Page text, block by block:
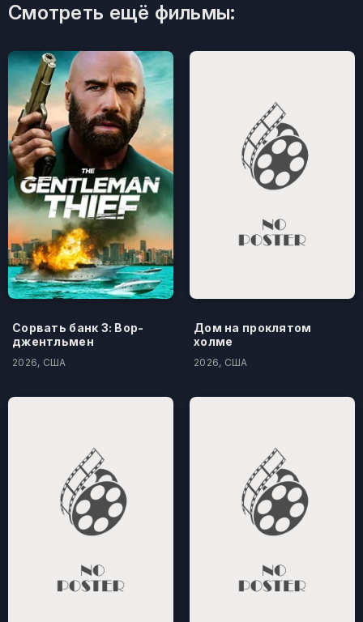
Смотреть ещё фильмы:
Сорвать банк 3: Вор-
джентльмен
2026, США
Дом на проклятом
холме
2026, США